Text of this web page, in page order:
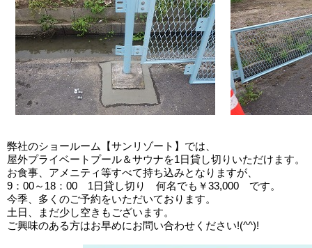
弊社のショールーム【サンリゾート】では、
屋外プライベートプール＆サウナを1日貸し切りいただけます。
お食事、アメニティ等すべて持ち込みとなりますが、
9：00～18：00 1日貸し切り 何名でも￥33,000 です。
今季、多くのご予約をいただいております。
土日、まだ少し空きもございます。
ご興味のある方はお早めにお問い合わせください!(^^)!